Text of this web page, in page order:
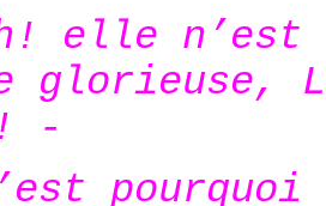
elle n’est
glorieuse,
-
pourquoi